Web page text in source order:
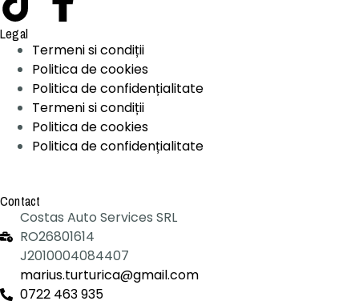
Legal
Termeni si condiții
Politica de cookies
Politica de confidențialitate
Termeni si condiții
Politica de cookies
Politica de confidențialitate
Contact
Costas Auto Services SRL
RO26801614
J2010004084407
marius.turturica@gmail.com
0722 463 935